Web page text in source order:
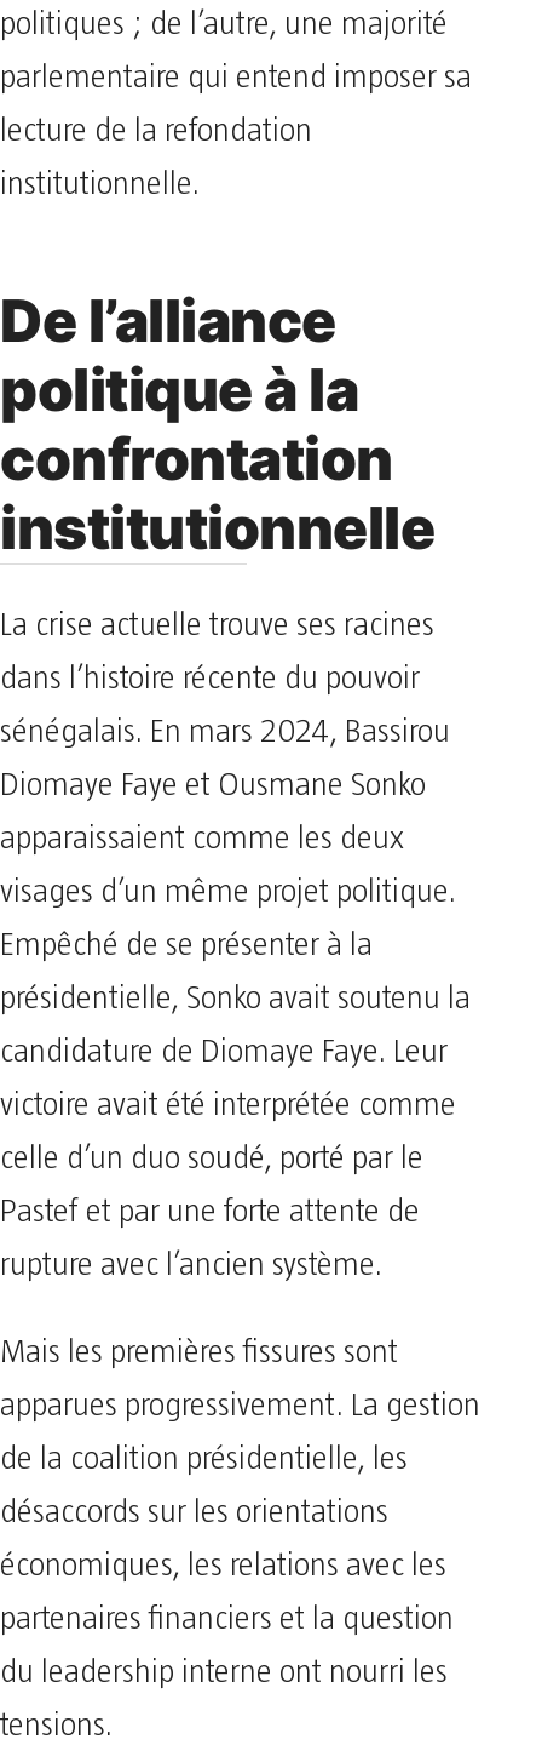
politiques ; de l’autre, une majorité
parlementaire qui entend imposer sa
lecture de la refondation
institutionnelle.
De l’alliance
politique à la
confrontation
institutionnelle
La crise actuelle trouve ses racines
dans l’histoire récente du pouvoir
sénégalais. En mars 2024, Bassirou
Diomaye Faye et Ousmane Sonko
apparaissaient comme les deux
visages d’un même projet politique.
Empêché de se présenter à la
présidentielle, Sonko avait soutenu la
candidature de Diomaye Faye. Leur
victoire avait été interprétée comme
celle d’un duo soudé, porté par le
Pastef et par une forte attente de
rupture avec l’ancien système.
Mais les premières fissures sont
apparues progressivement. La gestion
de la coalition présidentielle, les
désaccords sur les orientations
économiques, les relations avec les
partenaires financiers et la question
du leadership interne ont nourri les
tensions.